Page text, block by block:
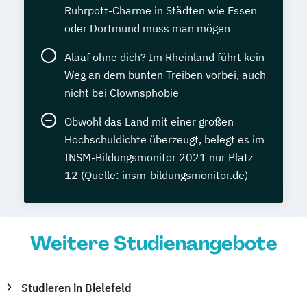
Ruhrpott-Charme in Städten wie Essen
oder Dortmund muss man mögen
Alaaf ohne dich? Im Rheinland führt kein
Weg an dem bunten Treiben vorbei, auch
nicht bei Clownsphobie
Obwohl das Land mit einer großen
Hochschuldichte überzeugt, belegt es im
INSM-Bildungsmonitor 2021 nur Platz
12 (Quelle: insm-bildungsmonitor.de)
Weitere Studienangebote
Studieren in Bielefeld